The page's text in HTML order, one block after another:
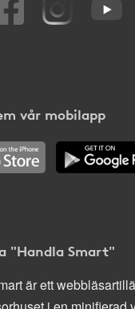
vår mobilapp
"Handla Smart"
är ett